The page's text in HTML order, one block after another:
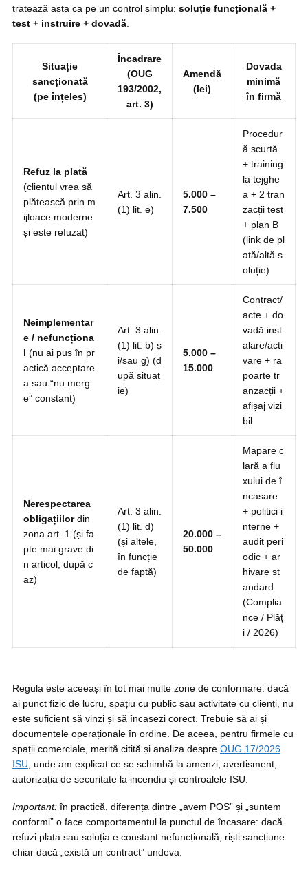
tratează asta ca pe un control simplu: soluție funcțională +
test + instruire + dovadă.
Situație
sancționată
(pe înțeles)
Încadrare
(OUG
193/2002,
art. 3)
Amendă
(lei)
Dovada
minimă
în firmă
Refuz la plată
(clientul vrea să
plătească prin m
ijloace moderne
și este refuzat)
Art. 3 alin.
(1) lit. e)
5.000 –
7.500
Procedur
ă scurtă
+ training
la tejghe
a + 2 tran
zacții test
+ plan B
(link de pl
ată/altă s
oluție)
Neimplementar
e / nefuncționa
l (nu ai pus în pr
actică acceptare
a sau “nu merg
e” constant)
Art. 3 alin.
(1) lit. b) ș
i/sau g) (d
upă situaț
ie)
5.000 –
15.000
Contract/
acte + do
vadă inst
alare/acti
vare + ra
poarte tr
anzacții +
afișaj vizi
bil
Nerespectarea
obligațiilordin
zona art. 1 (și fa
pte mai grave di
n articol, după c
az)
Art. 3 alin.
(1) lit. d)
(și altele,
în funcție
de faptă)
20.000 –
50.000
Mapare c
lară a flu
xului de î
ncasare
+ politici i
nterne +
audit peri
odic + ar
hivare st
andard
(Complia
nce / Plăț
i / 2026)
Regula este aceeași în tot mai multe zone de conformare: dacă
ai punct fizic de lucru, spațiu cu public sau activitate cu clienți, nu
este suficient să vinzi și să încasezi corect. Trebuie să ai și
documentele operaționale în ordine. De aceea, pentru firmele cu
spații comerciale, merită citită și analiza despre OUG 17/2026
ISU, unde am explicat ce se schimbă la amenzi, avertisment,
autorizația de securitate la incendiu și controalele ISU.
Important:în practică, diferența dintre „avem POS” și „suntem
conformi” o face comportamentul la punctul de încasare: dacă
refuzi plata sau soluția e constant nefuncțională, riști sancțiune
chiar dacă „există un contract” undeva.